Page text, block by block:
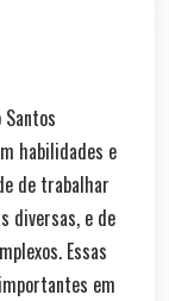
habilidades e
de trabalhar
diversas, e de
Essas
em